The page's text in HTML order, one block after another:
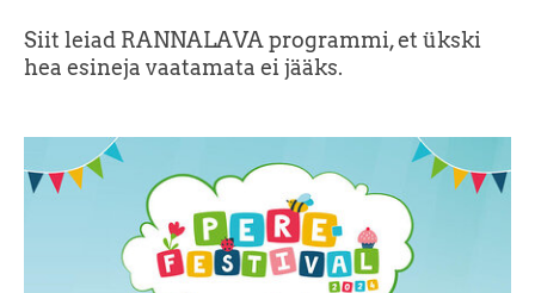
Siit leiad RANNALAVA programmi, et ükski
hea esineja vaatamata ei jääks.